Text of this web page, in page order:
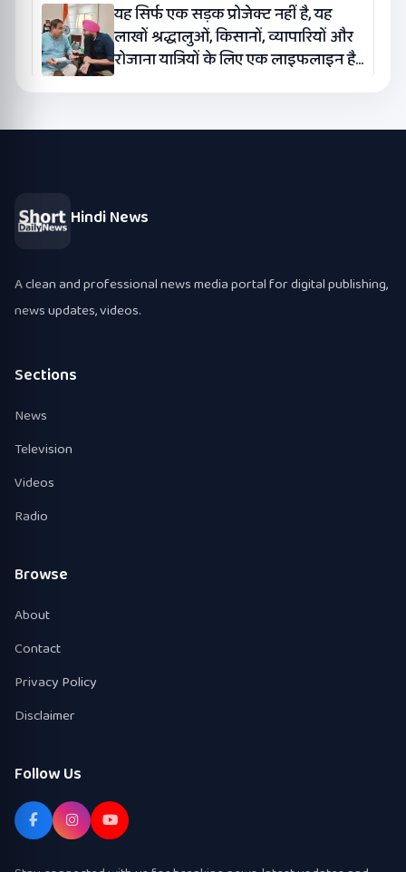
यह सिर्फ एक सड़क प्रोजेक्ट नहीं है, यह
लाखों श्रद्धालुओं, किसानों, व्यापारियों और
रोजाना यात्रियों के लिए एक लाइफलाइन है:
Hindi News
A clean and professional news media portal for digital publishing,
news updates, videos.
Sections
News
Television
Videos
Radio
Browse
About
Contact
Privacy Policy
Disclaimer
Follow Us